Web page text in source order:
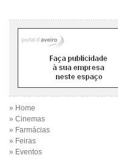
» Home
» Cinemas
» Farmácias
» Feiras
» Eventos